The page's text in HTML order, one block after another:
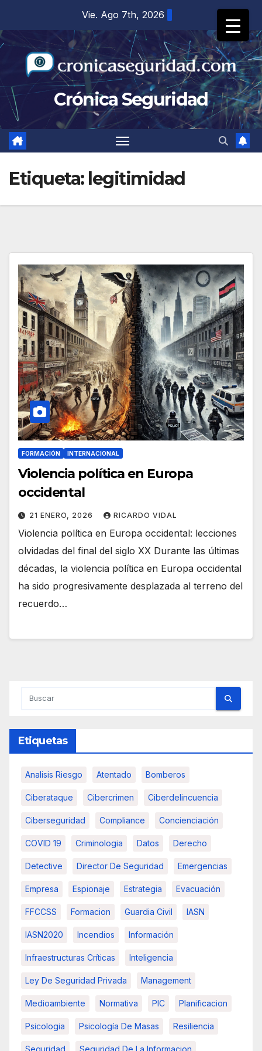
contenido
Vie. Ago 7th, 2026
Crónica Seguridad
Etiqueta: legitimidad
FORMACIÓN INTERNACIONAL
Violencia política en Europa
occidental
21 ENERO, 2026 RICARDO VIDAL
Violencia política en Europa occidental: lecciones
olvidadas del final del siglo XX Durante las últimas
décadas, la violencia política en Europa occidental
ha sido progresivamente desplazada al terreno del
recuerdo…
Etiquetas
Analisis Riesgo Atentado Bomberos
Ciberataque Cibercrimen Ciberdelincuencia
Ciberseguridad Compliance Concienciación
COVID 19 Criminologia Datos Derecho
Detective Director De Seguridad Emergencias
Empresa Espionaje Estrategia Evacuación
FFCCSS Formacion Guardia Civil IASN
IASN2020 Incendios Información
Infraestructuras Críticas Inteligencia
Ley De Seguridad Privada Management
Medioambiente Normativa PIC Planificacion
Psicologia Psicología De Masas Resiliencia